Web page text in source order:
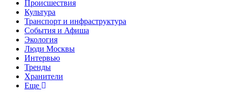
Происшествия
Культура
Транспорт и инфраструктура
События и Афиша
Экология
Люди Москвы
Интервью
Тренды
Хранители
Еще